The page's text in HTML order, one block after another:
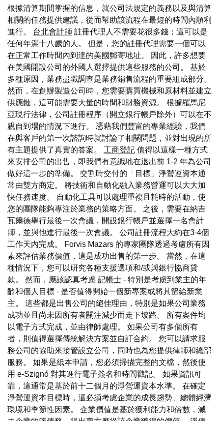
根據清算期間掌握的信息，就公司法規定的義務以及與清算
相關的任務提供建議，從而幫助該流程在最短的時間內順利
進行。 台北會計師 註冊代理人不需要花很多錢；這可以是
任何年滿十八歲的人。 但是，您的註冊代理需要一個可以
在正常工作時間內到達的美國郵寄地址。 因此，許多想要
在美國開設公司的外國人選擇提供這些服務的公司。 基於
多種原因，業務盡職調查是業務銷售流程的重要組成部分。
然而，在創辦製造公司時，您需要購買機械和原材料並建立
供應鏈，這可能需要大量的時間和財務資源。 根據羅馬尼
亞現行法律，公司註冊程序（開立銀行帳戶除外）可以在不
親自到場的情況下進行。 憑藉我們豐富的專業經驗，我們
在與客戶的第一次諮詢時就討論了相關問題，並對出現的所
有主題提供了真實的答案。 工商登記 值得以這樣一種方式
來安排公司的出售，即我們有意識地在退出前 1-2 年為公司
做好這一步的準備。 交割時交付的「目標」淨營運資本通
常由雙方商定。 將技術和自動化融入業務營運可以大大加
快任務速度。 自動化工具可以處理重複且耗時的活動，使
您的團隊能夠專注於業務的策略方面。 之後，需要在納吉
瓦爾德舉行最後一次會議，開設銀行帳戶並選擇一名會計
師，並與他進行最後一次會議。 公司註冊流程大約在3-4個
工作天內完成。 Forvis Mazars 的專家團隊透過考慮所有因
素來評估業務價值，這是成功出售的第一步。 當然，在這
種情況下，您可以研究各種支援選項和/或與銀行協商貸
款。 然而，應該認真考慮 記帳士 - 特別是考慮到業主的年
齡和個人目標 - 是否值得開始一個新專案或將其留給新業
主。 這些都是出售公司的絕佳理由，特別是如果公司業務
成功並且尚未因所有者關注減少而走下坡路。 所有案件均
以電子方式完成，並由律師處理。 如果公司有多個所有
者，則值得選擇傳統解決方案並自訂合約。 您可以請求服
務公司的協助來接管設立公司，同時也為您提供律師和總部
服務。 如果是紙本申請，您必須掃描完整的文檔，然後使
用 e-Szignó 對其進行電子簽名和時間戳記。 如果資訊可
靠，這通常是基於前十二個月的淨營運資本水準。 在確定
淨營運資本目標時，還必須考慮企業的成長趨勢、總體經濟
環境和季節性因素。 企業價值是基於獲利能力和倍數，減